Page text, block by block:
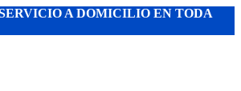
A DOMICILIO EN TODA